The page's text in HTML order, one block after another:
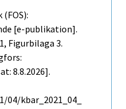
[e-publikation].
Figurbilaga 3.
8.8.2026].
kbar_2021_04_